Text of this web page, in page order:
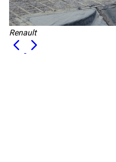
Renault